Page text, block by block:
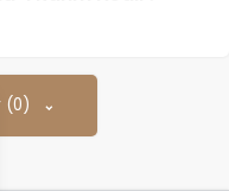
(0)